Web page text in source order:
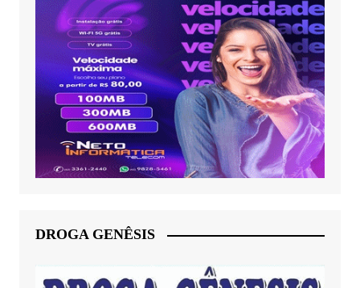
DROGA GENÊSIS